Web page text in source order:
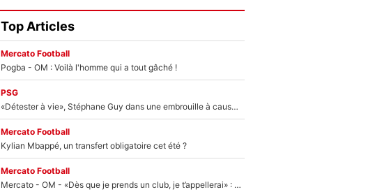
Top Articles
Mercato Football
Pogba - OM : Voilà l'homme qui a tout gâché !
PSG
«Détester à vie», Stéphane Guy dans une embrouille à cause du PSG !
Mercato Football
Kylian Mbappé, un transfert obligatoire cet été ?
Mercato Football
Mercato - OM - «Dès que je prends un club, je t’appellerai» : La promesse de Marcelino au moment de claquer la porte